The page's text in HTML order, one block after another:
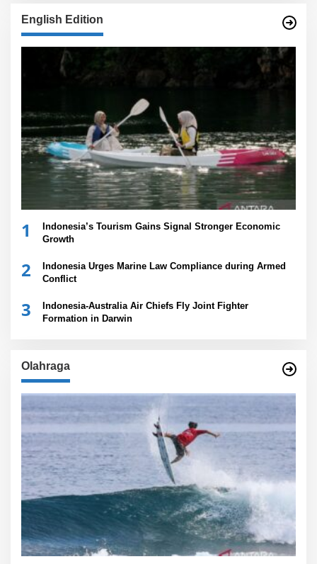
English Edition
1
Indonesia’s Tourism Gains Signal Stronger Economic
Growth
2
Indonesia Urges Marine Law Compliance during Armed
Conflict
3
Indonesia-Australia Air Chiefs Fly Joint Fighter
Formation in Darwin
Olahraga